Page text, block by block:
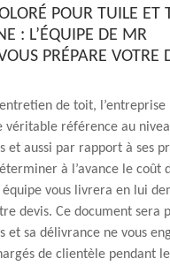
POUR TUILE ET
: L’ÉQUIPE DE MR
PRÉPARE VOTRE
de toit, l’entreprise
véritable référence au
et aussi par rapport à ses
à l’avance le coût
vous livrera en lui
devis. Ce document sera
et sa délivrance ne vous
de clientèle pendant